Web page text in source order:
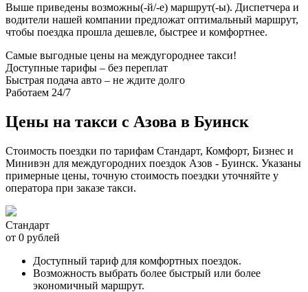
Выше приведены возможны(-й/-е) маршрут(-ы). Диспетчера и
водители нашей компании предложат оптимальный маршрут,
чтобы поездка прошла дешевле, быстрее и комфортнее.
Самые выгодные цены на междугороднее такси!
Доступные тарифы – без переплат
Быстрая подача авто – не ждите долго
Работаем 24/7
Цены на такси с Азова в Буинск
Стоимость поездки по тарифам Стандарт, Комфорт, Бизнес и
Минивэн для междугородних поездок Азов - Буинск. Указаны
примерные цены, точную стоимость поездки уточняйте у
оператора при заказе такси.
Стандарт
от 0 рублей
Доступный тариф для комфортных поездок.
Возможность выбрать более быстрый или более
экономичный маршрут.